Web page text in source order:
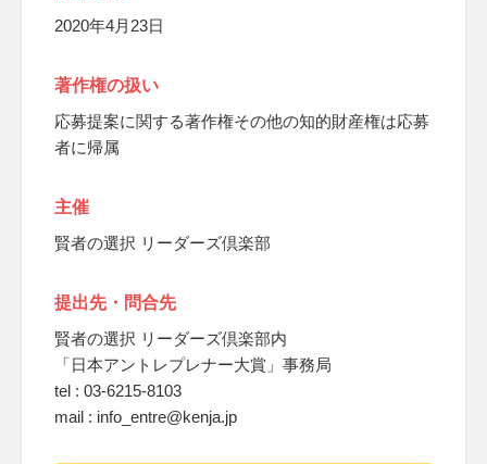
2020年4月23日
著作権の扱い
応募提案に関する著作権その他の知的財産権は応募
者に帰属
主催
賢者の選択 リーダーズ倶楽部
提出先・問合先
賢者の選択 リーダーズ倶楽部内
「日本アントレプレナー大賞」事務局
tel : 03-6215-8103
mail : info_entre@kenja.jp